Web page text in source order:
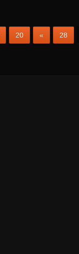
20 « 28